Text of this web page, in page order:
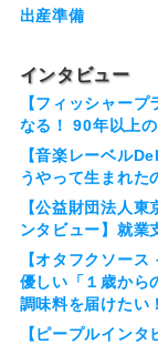
出産準備
インタビュー
【フィッシャー
なる！ 90年以上
【音楽レーベル
うやって生まれた
【公益財団法人
ンタビュー】就業
【オタフクソー
優しい「１歳から
調味料を届けたい！
【ピープルイン